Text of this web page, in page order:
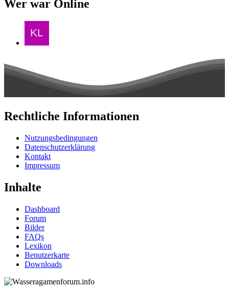
Wer war Online
Rechtliche Informationen
Nutzungsbedingungen
Datenschutzerklärung
Kontakt
Impressum
Inhalte
Dashboard
Forum
Bilder
FAQs
Lexikon
Benutzerkarte
Downloads